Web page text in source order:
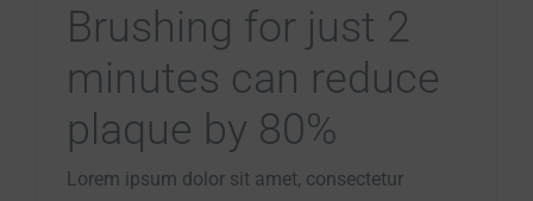
Brushing for just 2
minutes can reduce
plaque by 80%
Lorem ipsum dolor sit amet, consectetur